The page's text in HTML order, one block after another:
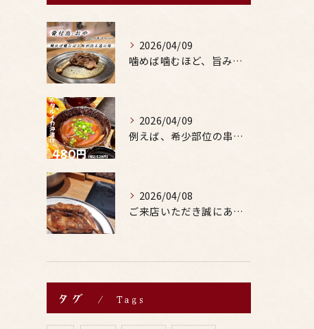
2026/04/09
噛めば噛むほど、旨みがあふれる。
2026/04/09
例えば、希少部位の串を試したり、季節限定の地酒を味わったりす...
2026/04/08
ご来店いただき誠にありがとうございます。
タグ Tags